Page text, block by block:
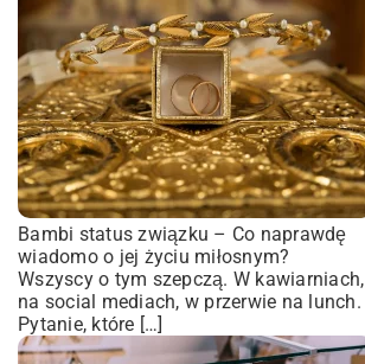
Bambi status związku – Co naprawdę
wiadomo o jej życiu miłosnym?
Wszyscy o tym szepczą. W kawiarniach,
na social mediach, w przerwie na lunch.
Pytanie, które […]